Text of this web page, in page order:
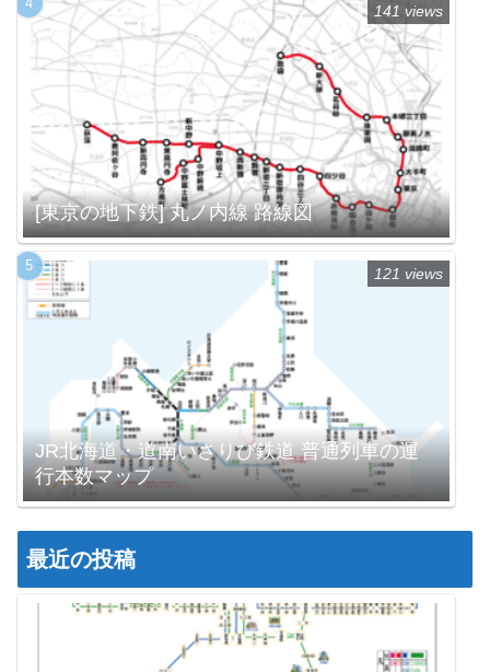
[東京の地下鉄] 丸ノ内線 路線図
141 views
JR北海道・道南いさりび鉄道 普通列車の運
行本数マップ
121 views
最近の投稿